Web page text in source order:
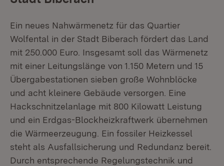
Ein neues Nahwärmenetz für das Quartier
Wolfental in der Stadt Biberach fördert das Land
mit 250.000 Euro. Insgesamt soll das Wärmenetz
mit einer Leitungslänge von 1.150 Metern und 15
Übergabestationen sieben große Wohnblöcke
und acht kleinere Gebäude versorgen. Eine
Hackschnitzelanlage mit 800 Kilowatt Leistung
und ein Erdgas-Blockheizkraftwerk übernehmen
die Wärmeerzeugung. Ein fossiler Heizkessel
steht als Ausfallsicherung und Redundanz bereit.
Durch entsprechende Regelungstechnik und